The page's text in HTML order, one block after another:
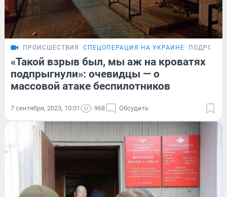
ПРОИСШЕСТВИЯ СПЕЦОПЕРАЦИЯ НА УКРАИНЕ
«Такой взрыв был, мы аж на кроватях
подпрыгнули»: очевидцы — о
массовой атаке беспилотников
7 сентября, 2023, 10:01 968 Обсудить